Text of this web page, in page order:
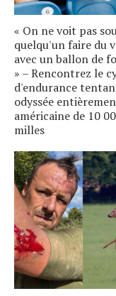
« On ne voit pas
quelqu'un faire du
avec un ballon de
» – Rencontrez le
d'endurance
odyssée
américaine de 10
milles